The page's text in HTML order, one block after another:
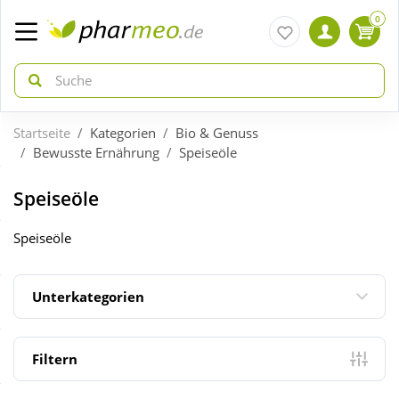
zurück
ÜBERSICHT AKTIONEN
Aktuelle Coupons
Gratis dazu
Neuheiten
zurück
ÜBERSICHT KATEGORIEN
Arzneimittel
Bio & Genuss
Diabetes
0
Startseite Kategorien
Bio & Genuss
Bewusste Ernährung
Speiseöle
Speiseöle
Speiseöle
Unterkategorien
Filtern